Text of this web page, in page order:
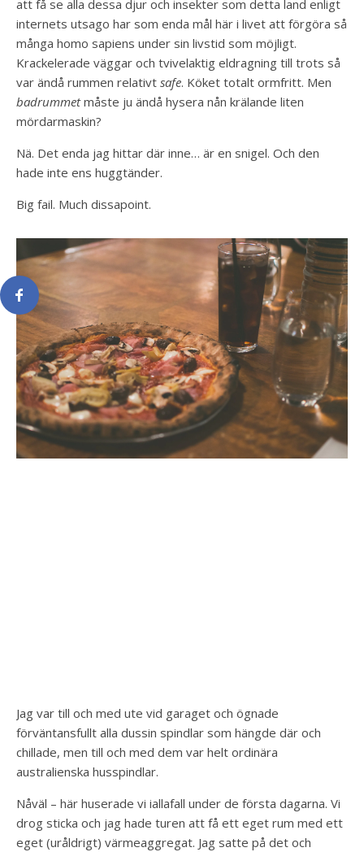
att få se alla dessa djur och insekter som detta land enligt
internets utsago har som enda mål här i livet att förgöra så
många homo sapiens under sin livstid som möjligt.
Krackelerade väggar och tvivelaktig eldragning till trots så
var ändå rummen relativt safe. Köket totalt ormfritt. Men
badrummetmåste ju ändå hysera nån krälande liten
mördarmaskin?
Nä. Det enda jag hittar där inne… är en snigel. Och den
hade inte ens huggtänder.
Big fail. Much dissapoint.
Jag var till och med ute vid garaget och ögnade
förväntansfullt alla dussin spindlar som hängde där och
chillade, men till och med dem var helt ordinära
australienska husspindlar.
Nåväl – här huserade vi iallafall under de första dagarna. Vi
drog sticka och jag hade turen att få ett eget rum med ett
eget (uråldrigt) värmeaggregat. Jag satte på det och